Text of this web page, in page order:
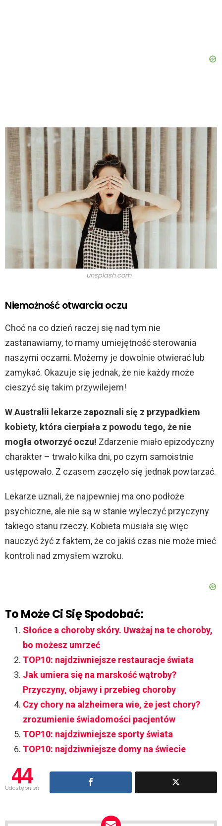
unsplash.com
Niemożność otwarcia oczu
Choć na co dzień raczej się nad tym nie
zastanawiamy, to mamy umiejętność sterowania
naszymi oczami. Możemy je dowolnie otwierać lub
zamykać. Okazuje się jednak, że nie każdy może
cieszyć się takim przywilejem!
W Australii lekarze zapoznali się z przypadkiem
kobiety, która cierpiała z powodu tego, że nie
mogła otworzyć oczu! Zdarzenie miało epizodyczny
charakter – trwało kilka dni, po czym samoistnie
ustępowało. Z czasem zaczęło się jednak powtarzać.
Lekarze uznali, że najpewniej ma ono podłoże
psychiczne, ale nie są w stanie wyleczyć przyczyny
takiego stanu rzeczy. Kobieta musiała się więc
nauczyć żyć z faktem, że co jakiś czas nie może mieć
kontroli nad zmysłem wzroku.
To Może Ci Się Spodobać:
Słońce a choroby skóry. Uważaj na te choroby,
bo możesz umrzeć
TOP10: najdziwniejsze restauracje świata
Jak umiera się na marskość wątroby?
Przyczyny, objawy i przebieg choroby
Czy chory na alzheimera wie, że jest chory?
zrozumienie świadomości pacjentów
TOP10: najdziwniejsze sporty świata
TOP10: najdziwniejsze domy na świecie
44
Udostępnień